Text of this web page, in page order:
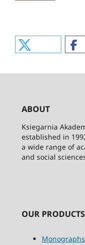
ABOUT
Ksiegarnia
established in
a wide range of
and social
OUR PRODUCTS
Monographs